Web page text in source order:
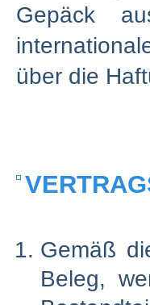
Gepäck
über die
Gemäß
Beleg,